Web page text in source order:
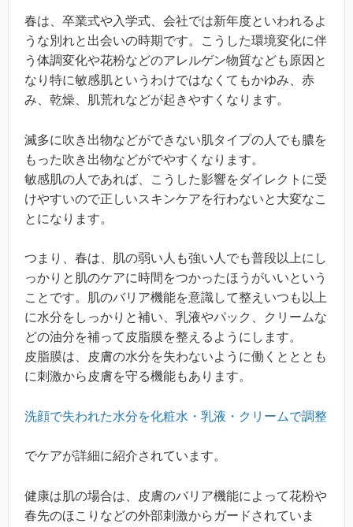
春は、卒業式や入学式、会社では新年度といわれるよ
うな別れと出会いの時期です。こうした環境変化に伴
う体調変化や花粉などのアレルゲン物質なども原因と
なり特に敏感肌というわけではなくてもかゆみ、赤
み、乾燥、肌荒れなどが起きやすくなります。
滅多に吹き出物などができない肌タイプの人でも膿を
もった吹き出物などがでやすくなります。
敏感肌の人であれば、こうした影響をダイレクトに受
けやすいので正しいスキンケアを行わないと大変なこ
とになります。
つまり、春は、肌の弱い人も強い人でも普段以上にし
っかりと肌のケアに時間をつかったほうがいいという
ことです。肌のバリア機能を意識して整えいつも以上
に水分をしっかりと補い、乳液やパック、クリームな
どの油分を補って皮脂膜を整えるようにします。
皮脂膜は、皮膚の水分を失わないように働くとととも
に刺激から皮膚を守る機能もあります。
洗顔で失われた水分を化粧水・乳液・クリームで調整
でケアが詳細に紹介されています。
健康は肌の場合は、皮膚のバリア機能によって花粉や
春先のほこりなどの外部刺激からガードされていま